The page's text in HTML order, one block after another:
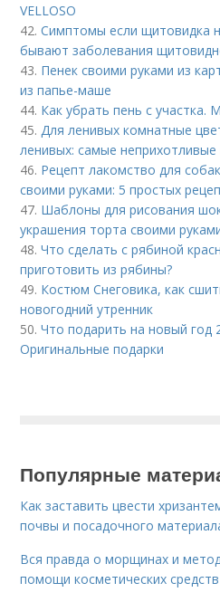
VELLOSO
42.Симптомы если щитовидка
бывают заболевания
43. Пенек своими руками из
из папье-маше
44. Как убрать пень с участка.
45. Для ленивых комнатные
ленивых: самые
46. Рецепт лакомство для
своими руками: 5 простых
47. Шаблоны для рисования
украшения торта своими
48.Что сделать с рябиной
приготовить из рябины?
49. Костюм Снеговика, как
новогодний утренник
50.Что подарить на новый год
Оригинальные подарки
Популярные
Как заставить цвести
почвы и посадочного
Вся правда о морщинах и
помощи косметических средств